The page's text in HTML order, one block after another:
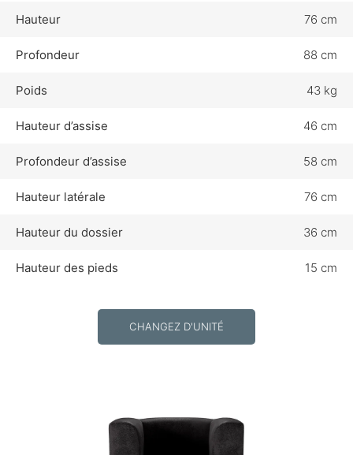
Hauteur 76 cm
Profondeur 88 cm
Poids 43 kg
Hauteur d’assise 46 cm
Profondeur d’assise 58 cm
Hauteur latérale 76 cm
Hauteur du dossier 36 cm
Hauteur des pieds 15 cm
CHANGEZ D'UNITÉ